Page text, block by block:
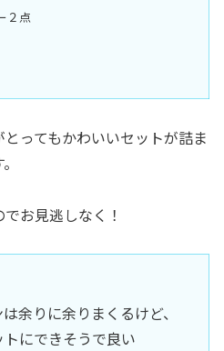
２点
ってもかわいいセットが詰ま
お見逃しなく！
余りに余りまくるけど、
にできそうで良い